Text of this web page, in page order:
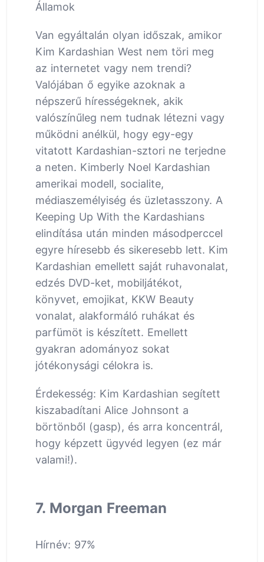
Államok
Van egyáltalán olyan időszak, amikor
Kim Kardashian West nem töri meg
az internetet vagy nem trendi?
Valójában ő egyike azoknak a
népszerű hírességeknek, akik
valószínűleg nem tudnak létezni vagy
működni anélkül, hogy egy-egy
vitatott Kardashian-sztori ne terjedne
a neten. Kimberly Noel Kardashian
amerikai modell, socialite,
médiaszemélyiség és üzletasszony. A
Keeping Up With the Kardashians
elindítása után minden másodperccel
egyre híresebb és sikeresebb lett. Kim
Kardashian emellett saját ruhavonalat,
edzés DVD-ket, mobiljátékot,
könyvet, emojikat, KKW Beauty
vonalat, alakformáló ruhákat és
parfümöt is készített. Emellett
gyakran adományoz sokat
jótékonysági célokra is.
Érdekesség: Kim Kardashian segített
kiszabadítani Alice Johnsont a
börtönből (gasp), és arra koncentrál,
hogy képzett ügyvéd legyen (ez már
valami!).
7. Morgan Freeman
Hírnév: 97%